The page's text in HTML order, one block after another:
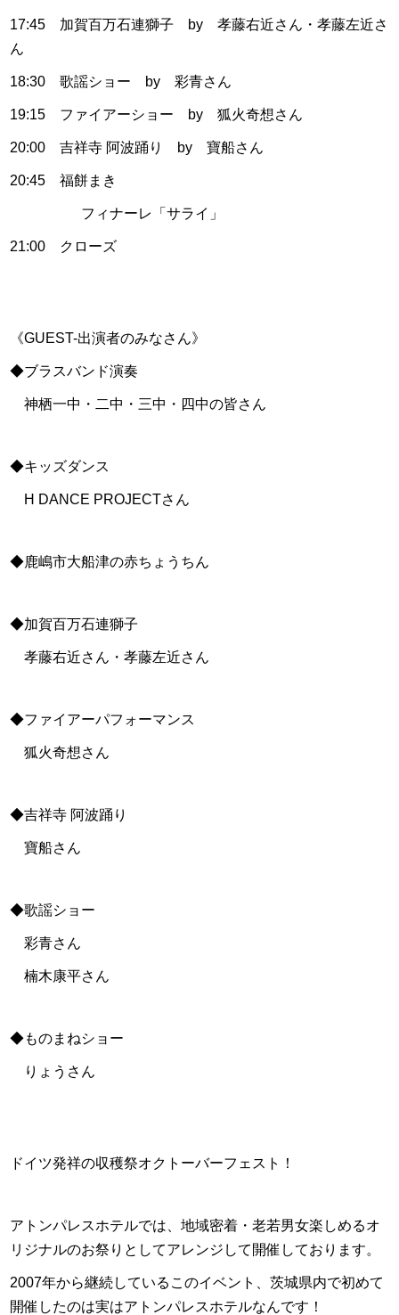
17:45 加賀百万石連獅子 by 孝藤右近さん・孝藤左近さ
ん
18:30 歌謡ショー by 彩青さん
19:15 ファイアーショー by 狐火奇想さん
20:00 吉祥寺 阿波踊り by 寶船さん
20:45 福餅まき
フィナーレ「サライ」
21:00 クローズ
《GUEST-出演者のみなさん》
◆ブラスバンド演奏
神栖一中・二中・三中・四中の皆さん
◆キッズダンス
H DANCE PROJECTさん
◆鹿嶋市大船津の赤ちょうちん
◆加賀百万石連獅子
孝藤右近さん・孝藤左近さん
◆ファイアーパフォーマンス
狐火奇想さん
◆吉祥寺 阿波踊り
寶船さん
◆歌謡ショー
彩青さん
楠木康平さん
◆ものまねショー
りょうさん
ドイツ発祥の収穫祭オクトーバーフェスト！
アトンパレスホテルでは、地域密着・老若男女楽しめるオ
リジナルのお祭りとしてアレンジして開催しております。
2007年から継続しているこのイベント、茨城県内で初めて
開催したのは実はアトンパレスホテルなんです！